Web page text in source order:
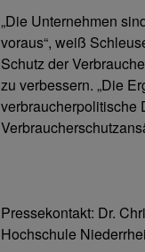
„Die Unternehmen
voraus“, weiß
Schutz der
zu verbessern. „Die
verbraucherpolitische
Pressekontakt: Dr.
Hochschule